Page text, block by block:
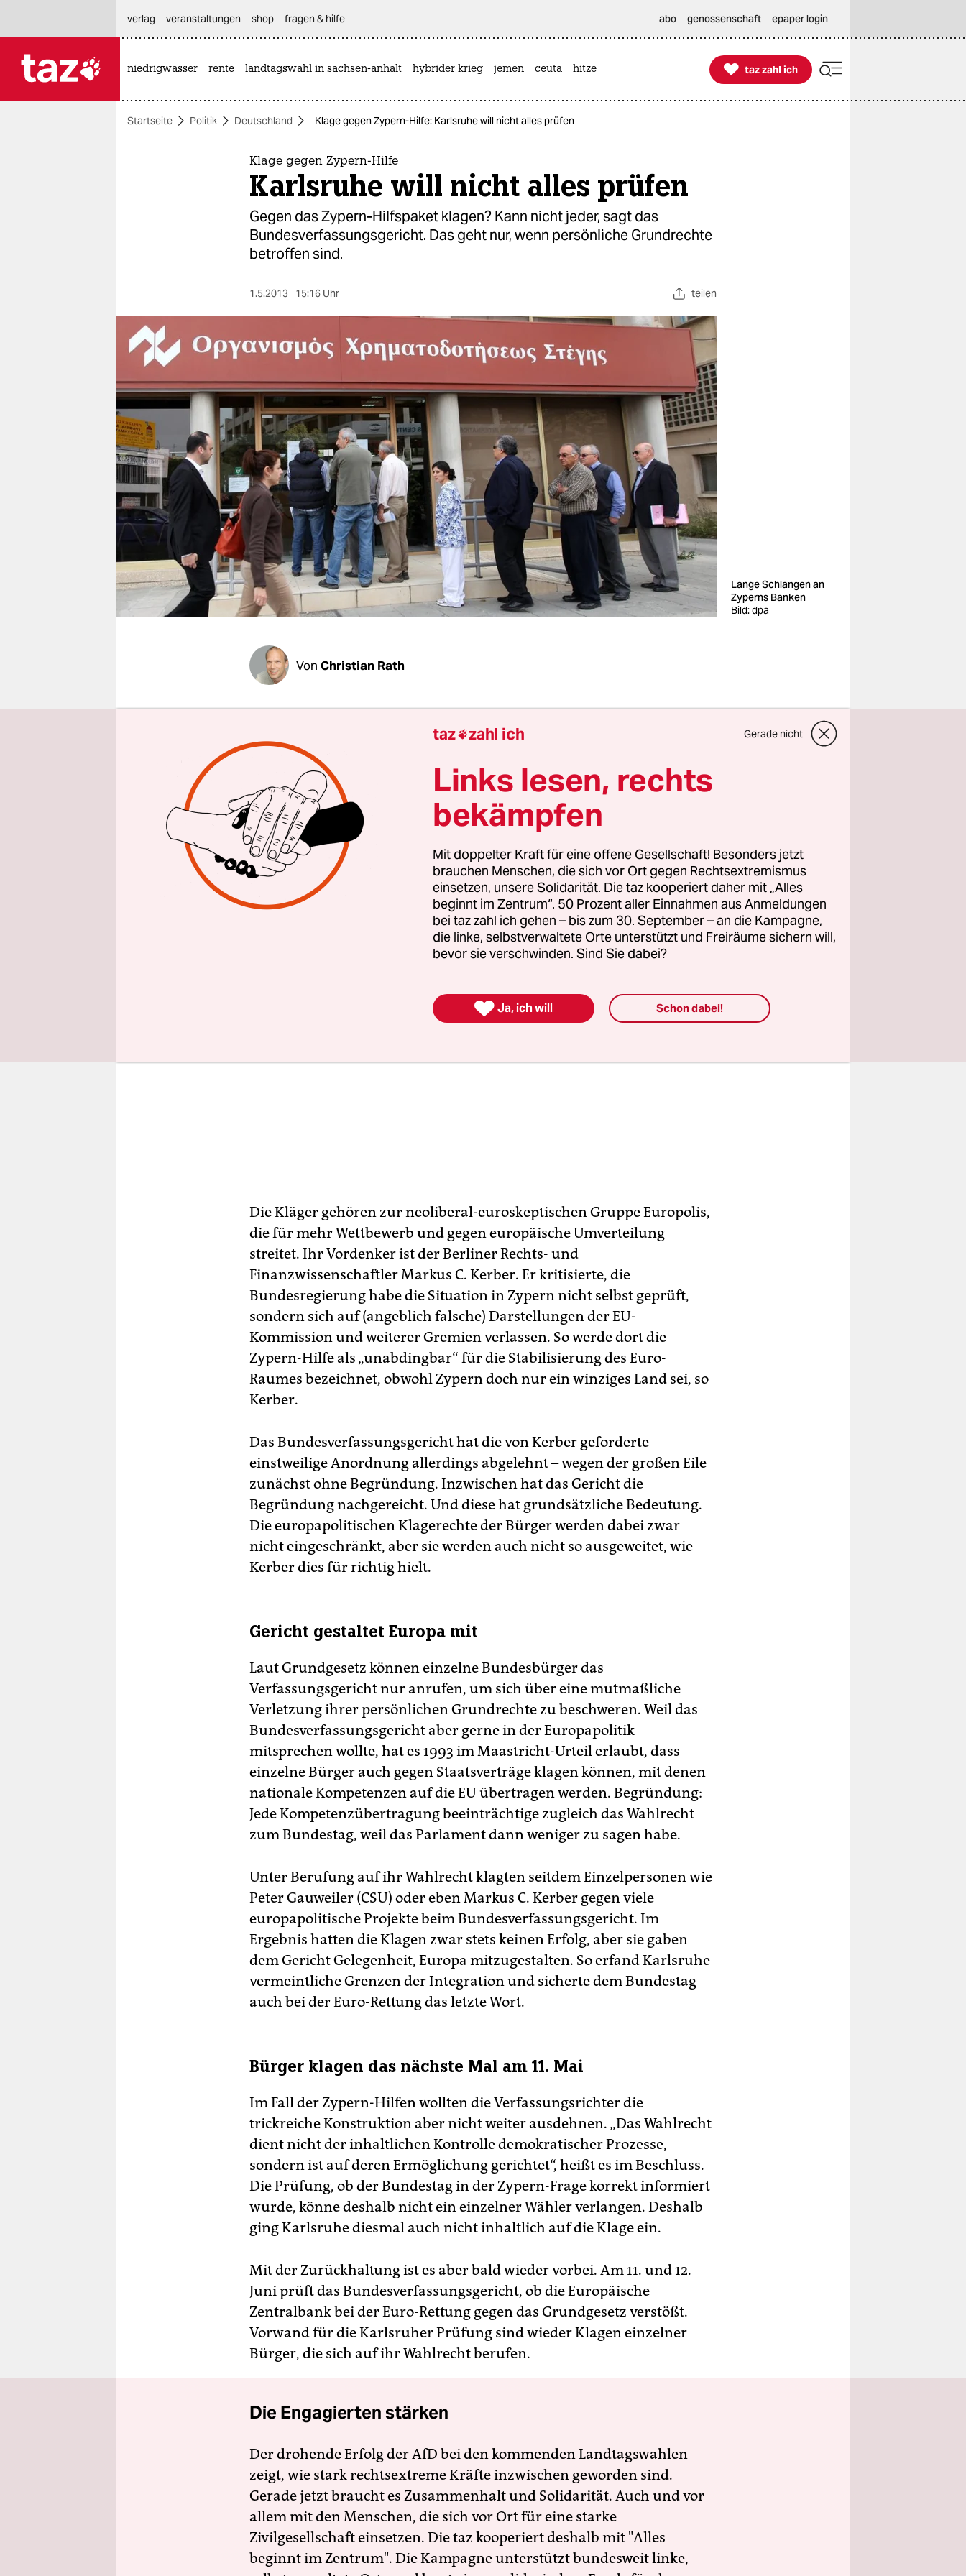
themen
berlin
nord
wahrheit
verlag
verlag
veranstaltungen
shop
fragen & hilfe
unterstützen
abo
genossenschaft
verlag
veranstaltungen shop fragen & hilfe abo genossenschaft epaper login
niedrigwasser rente landtagswahl in sachsen-anhalt hybrider krieg jemen ceuta hitze 
taz zahl ich
taz zahl ich
Startseite Politik Deutschland Klage gegen Zypern-Hilfe: Karlsruhe will nicht alles prüfen
Klage gegen Zypern-Hilfe
Karlsruhe will nicht alles prüfen
Gegen das Zypern-Hilfspaket klagen? Kann nicht jeder, sagt das
Bundesverfassungsgericht. Das geht nur, wenn persönliche Grundrechte
betroffen sind.
1.5.2013 15:16 Uhr teilen
Lange Schlangen an
Zyperns Banken
Bild: dpa
Von Christian Rath
| Bürger können beim Bundesverfassungsgericht
nicht gegen alle EU-bezogenen Parlamentsbeschlüsse klagen. Das
stellten die Richter jetzt in der Begründung zum Zypern-Eilbeschluss
fest.
Dabei ging es um die Zustimmung des Bundestags zum Zypern-
Hilfspaket des ESM-Rettungsfonds Mitte April. Eine Gruppe von 18
Klägern wollte die Zustimmung kurzfristig verhindern, weil der
Bundestag von der Bundesregierung unzureichend und falsch
informiert worden sei.
Die Kläger gehören zur neoliberal-euroskeptischen Gruppe Europolis,
die für mehr Wettbewerb und gegen europäische Umverteilung
streitet. Ihr Vordenker ist der Berliner Rechts- und
Finanzwissenschaftler Markus C. Kerber. Er kritisierte, die
Bundesregierung habe die Situation in Zypern nicht selbst geprüft,
sondern sich auf (angeblich falsche) Darstellungen der EU-
Kommission und weiterer Gremien verlassen. So werde dort die
Zypern-Hilfe als „unabdingbar“ für die Stabilisierung des Euro-
Raumes bezeichnet, obwohl Zypern doch nur ein winziges Land sei, so
Kerber.
Das Bundesverfassungsgericht hat die von Kerber geforderte
einstweilige Anordnung allerdings abgelehnt – wegen der großen Eile
zunächst ohne Begründung. Inzwischen hat das Gericht die
Begründung nachgereicht. Und diese hat grundsätzliche Bedeutung.
Die europapolitischen Klagerechte der Bürger werden dabei zwar
nicht eingeschränkt, aber sie werden auch nicht so ausgeweitet, wie
Kerber dies für richtig hielt.
Gericht gestaltet Europa mit
Laut Grundgesetz können einzelne Bundesbürger das
Verfassungsgericht nur anrufen, um sich über eine mutmaßliche
Verletzung ihrer persönlichen Grundrechte zu beschweren. Weil das
Bundesverfassungsgericht aber gerne in der Europapolitik
mitsprechen wollte, hat es 1993 im Maastricht-Urteil erlaubt, dass
einzelne Bürger auch gegen Staatsverträge klagen können, mit denen
nationale Kompetenzen auf die EU übertragen werden. Begründung:
Jede Kompetenzübertragung beeinträchtige zugleich das Wahlrecht
zum Bundestag, weil das Parlament dann weniger zu sagen habe.
Unter Berufung auf ihr Wahlrecht klagten seitdem Einzelpersonen wie
Peter Gauweiler (CSU) oder eben Markus C. Kerber gegen viele
europapolitische Projekte beim Bundesverfassungsgericht. Im
Ergebnis hatten die Klagen zwar stets keinen Erfolg, aber sie gaben
dem Gericht Gelegenheit, Europa mitzugestalten. So erfand Karlsruhe
vermeintliche Grenzen der Integration und sicherte dem Bundestag
auch bei der Euro-Rettung das letzte Wort.
Bürger klagen das nächste Mal am 11. Mai
Im Fall der Zypern-Hilfen wollten die Verfassungsrichter die
trickreiche Konstruktion aber nicht weiter ausdehnen. „Das Wahlrecht
dient nicht der inhaltlichen Kontrolle demokratischer Prozesse,
sondern ist auf deren Ermöglichung gerichtet“, heißt es im Beschluss.
Die Prüfung, ob der Bundestag in der Zypern-Frage korrekt informiert
wurde, könne deshalb nicht ein einzelner Wähler verlangen. Deshalb
ging Karlsruhe diesmal auch nicht inhaltlich auf die Klage ein.
Mit der Zurückhaltung ist es aber bald wieder vorbei. Am 11. und 12.
Juni prüft das Bundesverfassungsgericht, ob die Europäische
Zentralbank bei der Euro-Rettung gegen das Grundgesetz verstößt.
Vorwand für die Karlsruher Prüfung sind wieder Klagen einzelner
Bürger, die sich auf ihr Wahlrecht berufen.
Die Engagierten stärken
Der drohende Erfolg der AfD bei den kommenden Landtagswahlen
zeigt, wie stark rechtsextreme Kräfte inzwischen geworden sind.
Gerade jetzt braucht es Zusammenhalt und Solidarität. Auch und vor
allem mit den Menschen, die sich vor Ort für eine starke
Zivilgesellschaft einsetzen. Die taz kooperiert deshalb mit "Alles
beginnt im Zentrum". Die Kampagne unterstützt bundesweit linke,
taz zahl ich Gerade nicht
Links lesen, rechts
bekämpfen
Mit doppelter Kraft für eine offene Gesellschaft! Besonders jetzt
brauchen Menschen, die sich vor Ort gegen Rechtsextremismus
einsetzen, unsere Solidarität. Die taz kooperiert daher mit „Alles
beginnt im Zentrum“. 50 Prozent aller Einnahmen aus Anmeldungen
bei taz zahl ich gehen – bis zum 30. September – an die Kampagne,
die linke, selbstverwaltete Orte unterstützt und Freiräume sichern will,
bevor sie verschwinden. Sind Sie dabei?
 Ja, ich will Schon dabei!